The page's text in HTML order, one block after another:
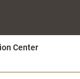
Center